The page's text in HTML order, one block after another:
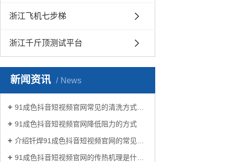
浙江飞机七步梯
浙江千斤顶测试平台
新闻资讯 News
91成色抖音短视频官网常见的清洗方式有哪些？
91成色抖音短视频官网降低阻力的方式
介绍钎焊91成色抖音短视频官网的常见类型有哪些
91成色抖音短视频官网的传热机理是什么?